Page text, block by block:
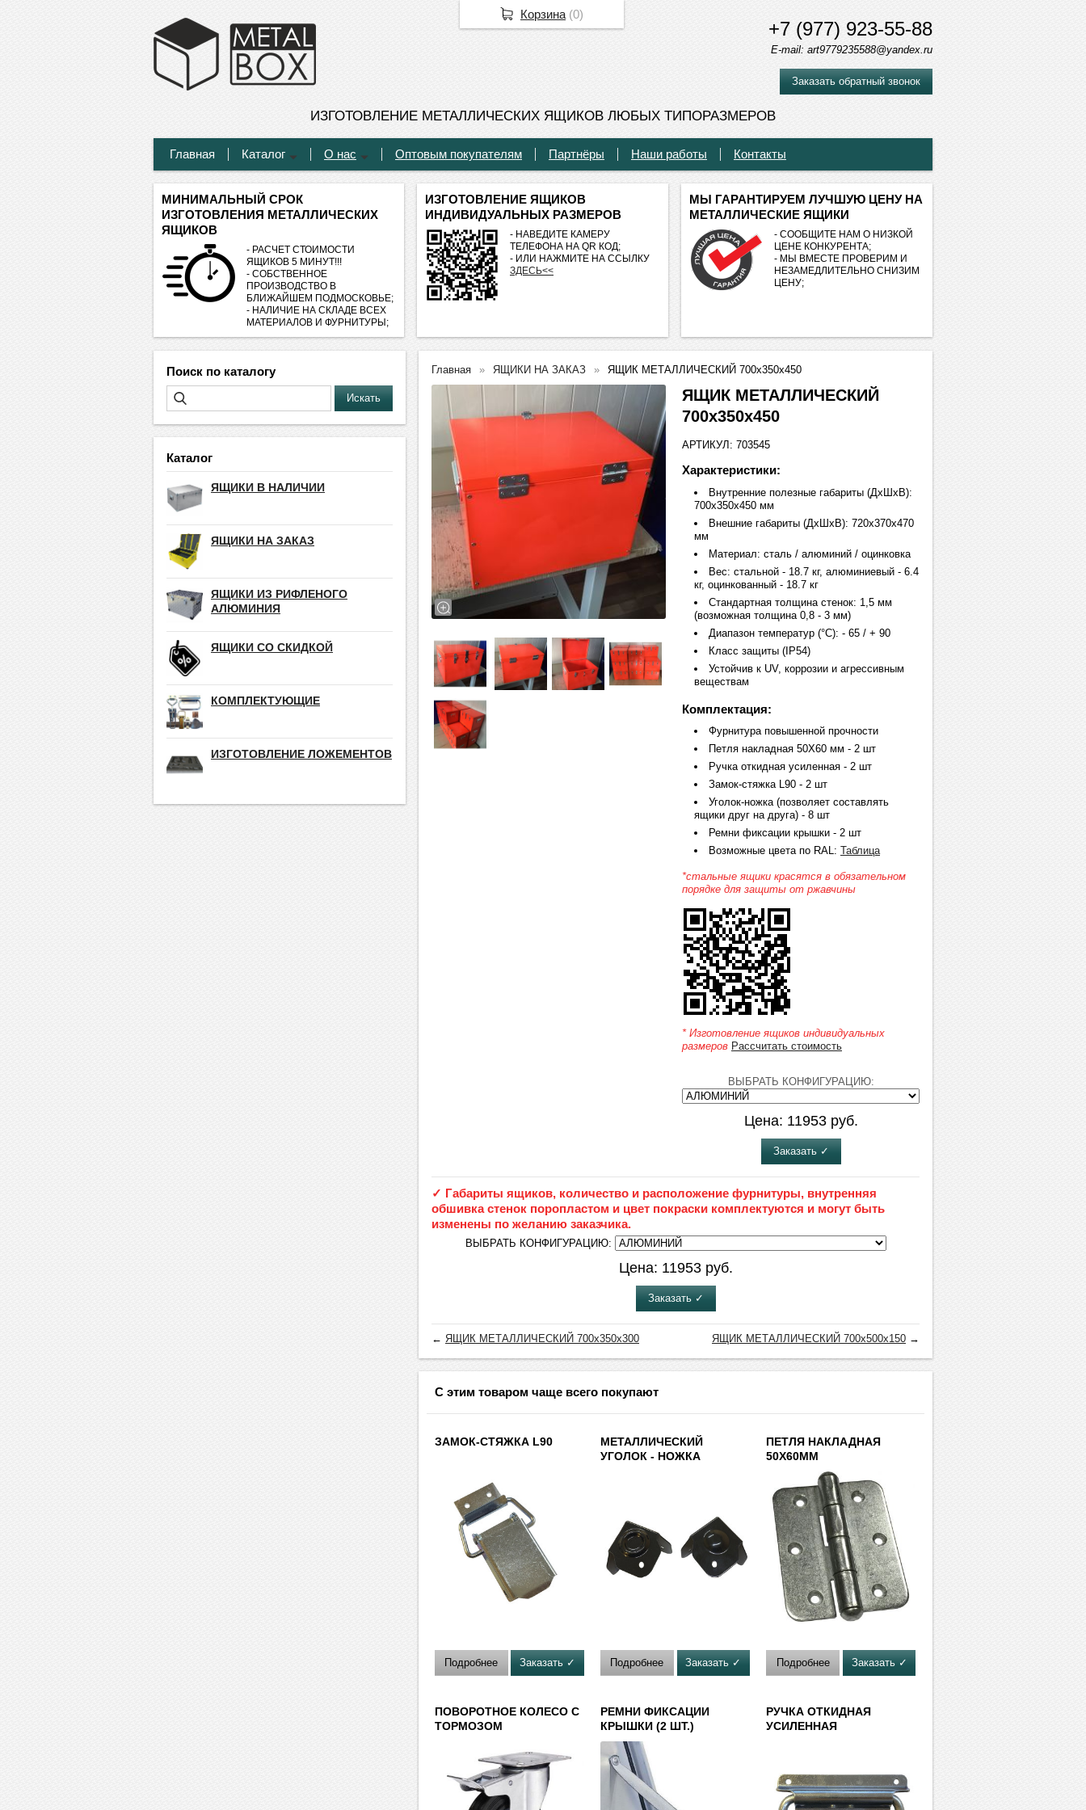
+7 (977) 923-55-88
E-mail: art9779235588@yandex.ru
Заказать обратный звонок
ИЗГОТОВЛЕНИЕ МЕТАЛЛИЧЕСКИХ ЯЩИКОВ ЛЮБЫХ ТИПОРАЗМЕРОВ
Главная Каталог О нас Оптовым покупателям Партнёры Наши работы Контакты
МИНИМАЛЬНЫЙ СРОК
ИЗГОТОВЛЕНИЯ МЕТАЛЛИЧЕСКИХ
ЯЩИКОВ
- РАСЧЕТ СТОИМОСТИ
ЯЩИКОВ 5 МИНУТ!!!
- СОБСТВЕННОЕ
ПРОИЗВОДСТВО В
БЛИЖАЙШЕМ ПОДМОСКОВЬЕ;
- НАЛИЧИЕ НА СКЛАДЕ ВСЕХ
МАТЕРИАЛОВ И ФУРНИТУРЫ;
ИЗГОТОВЛЕНИЕ ЯЩИКОВ
ИНДИВИДУАЛЬНЫХ РАЗМЕРОВ
- НАВЕДИТЕ КАМЕРУ
ТЕЛЕФОНА НА QR КОД;
- ИЛИ НАЖМИТЕ НА ССЫЛКУ
ЗДЕСЬ<<
МЫ ГАРАНТИРУЕМ ЛУЧШУЮ ЦЕНУ НА
МЕТАЛЛИЧЕСКИЕ ЯЩИКИ
- СООБЩИТЕ НАМ О НИЗКОЙ
ЦЕНЕ КОНКУРЕНТА;
- МЫ ВМЕСТЕ ПРОВЕРИМ И
НЕЗАМЕДЛИТЕЛЬНО СНИЗИМ
ЦЕНУ;
Поиск по каталогу
Каталог
ЯЩИКИ В НАЛИЧИИ
ЯЩИКИ НА ЗАКАЗ
ЯЩИКИ ИЗ РИФЛЕНОГО
АЛЮМИНИЯ
ЯЩИКИ СО СКИДКОЙ
КОМПЛЕКТУЮЩИЕ
ИЗГОТОВЛЕНИЕ ЛОЖЕМЕНТОВ
Главная ЯЩИКИ НА ЗАКАЗ ЯЩИК МЕТАЛЛИЧЕСКИЙ 700х350х450
ЯЩИК МЕТАЛЛИЧЕСКИЙ
700х350х450
АРТИКУЛ: 703545
Характеристики:
Внутренние полезные габариты (ДхШхВ):
700х350х450 мм
Внешние габариты (ДхШхВ): 720х370х470
мм
Материал: сталь / алюминий / оцинковка
Вес: стальной - 18.7 кг, алюминиевый - 6.4
кг, оцинкованный - 18.7 кг
Стандартная толщина стенок: 1,5 мм
(возможная толщина 0,8 - 3 мм)
Диапазон температур (°C): - 65 / + 90
Класс защиты (IP54)
Устойчив к UV, коррозии и агрессивным
веществам
Комплектация:
Фурнитура повышенной прочности
Петля накладная 50Х60 мм - 2 шт
Ручка откидная усиленная - 2 шт
Замок-стяжка L90 - 2 шт
Уголок-ножка (позволяет составлять
ящики друг на друга) - 8 шт
Ремни фиксации крышки - 2 шт
Возможные цвета по RAL: Таблица
*стальные ящики красятся в обязательном
порядке для защиты от ржавчины
* Изготовление ящиков индивидуальных
размеров Рассчитать стоимость
ВЫБРАТЬ КОНФИГУРАЦИЮ:
Цена: 11953руб.
Заказать ✓
✓ Габариты ящиков, количество и расположение фурнитуры, внутренняя
обшивка стенок поропластом и цвет покраски комплектуются и могут быть
изменены по желанию заказчика.
ВЫБРАТЬ КОНФИГУРАЦИЮ:
Цена: 11953руб.
Заказать ✓
← ЯЩИК МЕТАЛЛИЧЕСКИЙ 700х350х300 ЯЩИК МЕТАЛЛИЧЕСКИЙ 700х500х150 →
С этим товаром чаще всего покупают
ЗАМОК-СТЯЖКА L90
Подробнее Заказать ✓
МЕТАЛЛИЧЕСКИЙ
УГОЛОК - НОЖКА
Подробнее Заказать ✓
ПЕТЛЯ НАКЛАДНАЯ
50Х60ММ
Подробнее Заказать ✓
ПОВОРОТНОЕ КОЛЕСО С
ТОРМОЗОМ
РЕМНИ ФИКСАЦИИ
КРЫШКИ (2 ШТ.)
РУЧКА ОТКИДНАЯ
УСИЛЕННАЯ
Корзина (0)